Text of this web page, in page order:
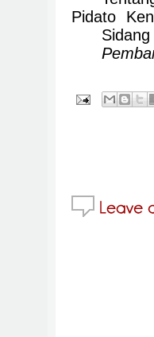
Pidato